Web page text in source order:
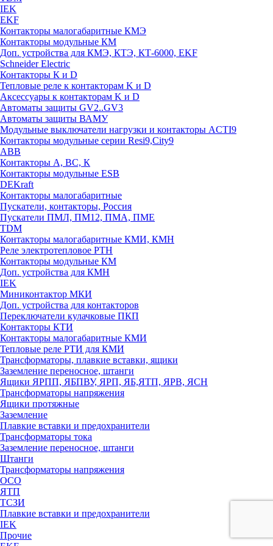
IEK
EKF
Контакторы малогабаритные КМЭ
Контакторы модульные КМ
Доп. устройства для КМЭ, КТЭ, КТ-6000, EKF
Schneider Electric
Контакторы К и D
Тепловые реле к контакторам K и D
Аксессуары к контакторам K и D
Автоматы защиты GV2..GV3
Автоматы защиты ВАМУ
Модульные выключатели нагрузки и контакторы ACTI9
Контакторы модульные серии Resi9,City9
ABB
Контакторы А, ВС, К
Контакторы модульные ESB
DEKraft
Контакторы малогабаритные
Пускатели, контакторы, Россия
Пускатели ПМЛ, ПМ12, ПМА, ПМЕ
TDM
Контакторы малогабаритные КМИ, КМН
Реле электротепловое РТН
Контакторы модульные КМ
Доп. устройства для КМН
IEK
Миниконтактор МКИ
Доп. устройства для контакторов
Переключатели кулачковые ПКП
Контакторы КТИ
Контакторы малогабаритные КМИ
Тепловые реле РTИ для КМИ
Трансформаторы, плавкие вставки, ящики
Заземление переносное, штанги
Ящики ЯРПП, ЯБПВУ, ЯРП, ЯБ,ЯТП, ЯРВ, ЯСН
Трансформаторы напряжения
Ящики протяжные
Заземление
Плавкие вставки и предохранители
Трансформаторы тока
Заземление переносное, штанги
Штанги
Трансформаторы напряжения
ОСО
ЯТП
ТСЗИ
Плавкие вставки и предохранители
IEK
Прочие